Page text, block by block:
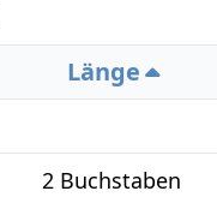
Länge
2 Buchstaben